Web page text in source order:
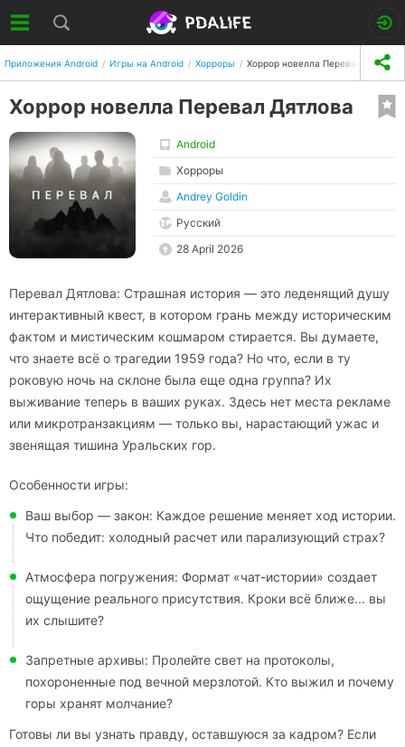
Приложения Android Игры на Android Хорроры Хоррор новелла Перевал Дятлова
Хоррор новелла Перевал Дятлова
Android
Хорроры
Andrey Goldin
Русский
28 April 2026
Перевал Дятлова: Страшная история — это леденящий душу
интерактивный квест, в котором грань между историческим
фактом и мистическим кошмаром стирается. Вы думаете,
что знаете всё о трагедии 1959 года? Но что, если в ту
роковую ночь на склоне была еще одна группа? Их
выживание теперь в ваших руках. Здесь нет места рекламе
или микротранзакциям — только вы, нарастающий ужас и
звенящая тишина Уральских гор.
Особенности игры:
Ваш выбор — закон: Каждое решение меняет ход истории.
Что победит: холодный расчет или парализующий страх?
Атмосфера погружения: Формат «чат-истории» создает
ощущение реального присутствия. Кроки всё ближе... вы
их слышите?
Запретные архивы: Пролейте свет на протоколы,
похороненные под вечной мерзлотой. Кто выжил и почему
горы хранят молчание?
Готовы ли вы узнать правду, оставшуюся за кадром? Если